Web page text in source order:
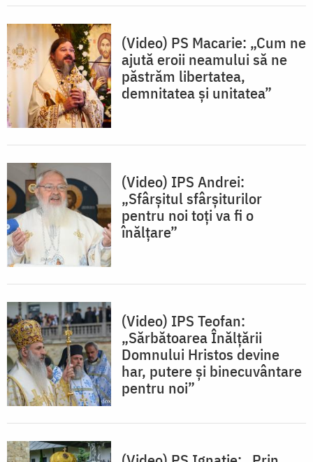
(Video) PS Macarie: „Cum ne
ajută eroii neamului să ne
păstrăm libertatea,
demnitatea și unitatea”
(Video) IPS Andrei:
„Sfârșitul sfârșiturilor
pentru noi toți va fi o
înălțare”
(Video) IPS Teofan:
„Sărbătoarea Înălțării
Domnului Hristos devine
har, putere și binecuvântare
pentru noi”